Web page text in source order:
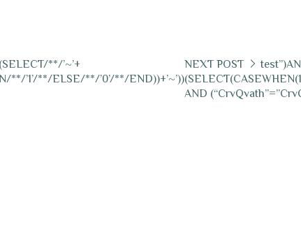
**/’~’+
’1’/**/ELSE/**/’0’/**/END))+’~’))
NEXT POST
AND